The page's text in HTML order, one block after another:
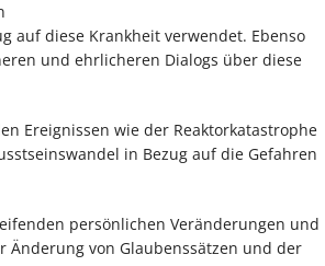
auf diese Krankheit verwendet. Ebenso
und ehrlicheren Dialogs über diese
Ereignissen wie der Reaktorkatastrophe
in Bezug auf die Gefahren
persönlichen Veränderungen und
von Glaubenssätzen und der